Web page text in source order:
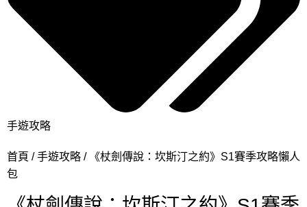
手遊攻略
首頁 手遊攻略
《杖劍傳說：坎斯汀之約》S1賽季攻略懶人
包